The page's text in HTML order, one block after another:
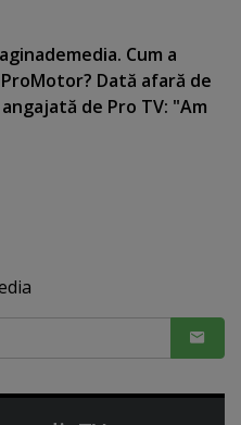
Cum a
Dată afară de
de Pro TV: "Am